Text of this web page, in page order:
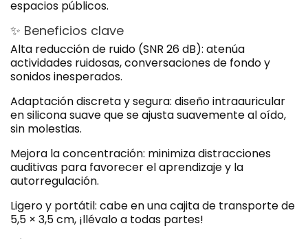
espacios públicos.
✨ Beneficios clave
Alta reducción de ruido (SNR 26 dB): atenúa
actividades ruidosas, conversaciones de fondo y
sonidos inesperados.
Adaptación discreta y segura: diseño intraauricular
en silicona suave que se ajusta suavemente al oído,
sin molestias.
Mejora la concentración: minimiza distracciones
auditivas para favorecer el aprendizaje y la
autorregulación.
Ligero y portátil: cabe en una cajita de transporte de
5,5 × 3,5 cm, ¡llévalo a todas partes!